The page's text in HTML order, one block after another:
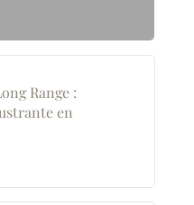
Range :
en